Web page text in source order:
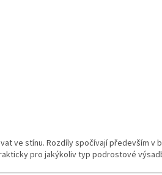
ve stínu. Rozdíly spočívají především v
pro jakýkoliv typ podrostové